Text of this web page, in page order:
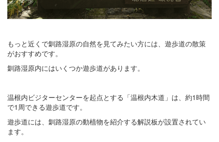
もっと近くで釧路湿原の自然を見てみたい方には、遊歩道の散策
がおすすめです。
釧路湿原内にはいくつか遊歩道があります。
温根内ビジターセンターを起点とする「温根内木道」は、約1時間
で1周できる遊歩道です。
遊歩道には、釧路湿原の動植物を紹介する解説板が設置されてい
ます。